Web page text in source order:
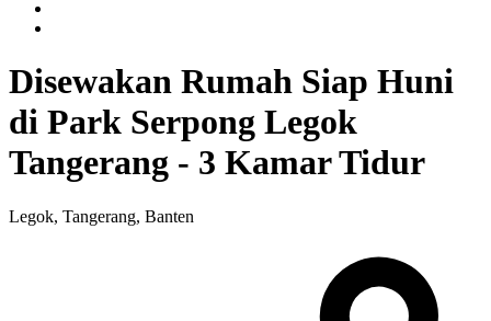
Disewakan Rumah Siap Huni
di Park Serpong Legok
Tangerang - 3 Kamar Tidur
Legok, Tangerang, Banten